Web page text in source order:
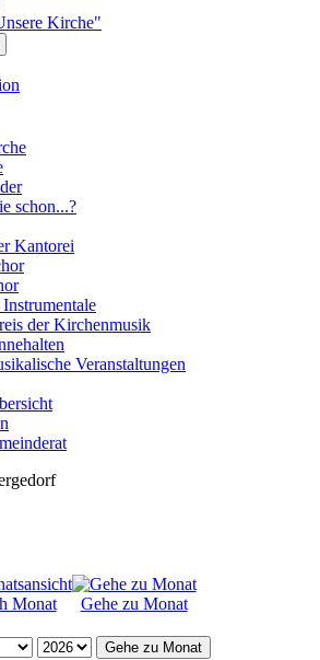
Kirche"
schon...?
Kantorei
der Kirchenmusik
Veranstaltungen
Monat Gehe zu Monat
Gehe zu Monat